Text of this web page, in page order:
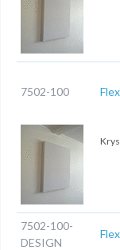
7502-100
7502-100-
DESIGN